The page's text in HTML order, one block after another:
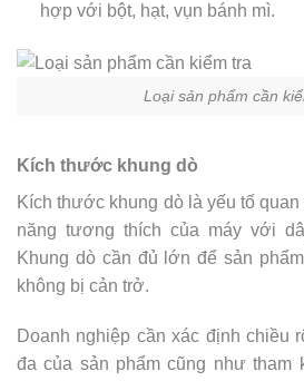
hợp với bột, hạt, vụn bánh mì.
Loại sản phẩm cần
Kích thước khung dò
Kích thước khung dò là yếu tố
năng tương thích của máy với
Khung dò cần đủ lớn để sản
không bị cản trở.
Doanh nghiệp cần xác định chiều
đa của sản phẩm cũng như tham